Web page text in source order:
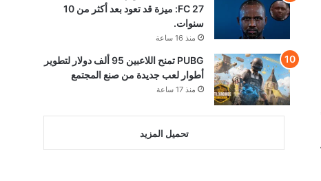
FC 27: ميزة قد تعود بعد أكثر من 10
سنوات.
منذ 16 ساعة
PUBG تمنح اللاعبين 95 ألف دولار لتطوير
أطوار لعب جديدة من صنع المجتمع
منذ 17 ساعة
تحميل المزيد